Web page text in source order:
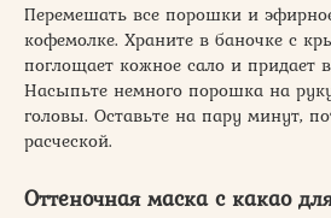
Перемешать все порошки и
кофемолке. Храните в баночке с
поглощает кожное сало и придает
Насыпьте немного порошка на
головы. Оставьте на пару минут,
расческой.
Оттеночная маска с какао